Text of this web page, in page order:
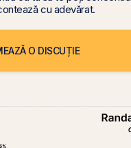
cu adevărat.
O DISCUȚIE